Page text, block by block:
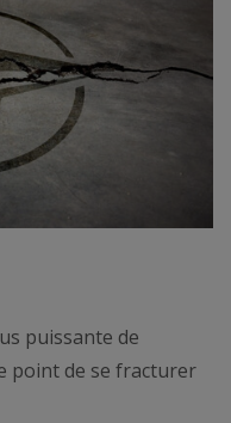
puissante de
point de se fracturer